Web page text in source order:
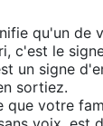
qu'un de
c'est le
un signe
sortiez.
votre